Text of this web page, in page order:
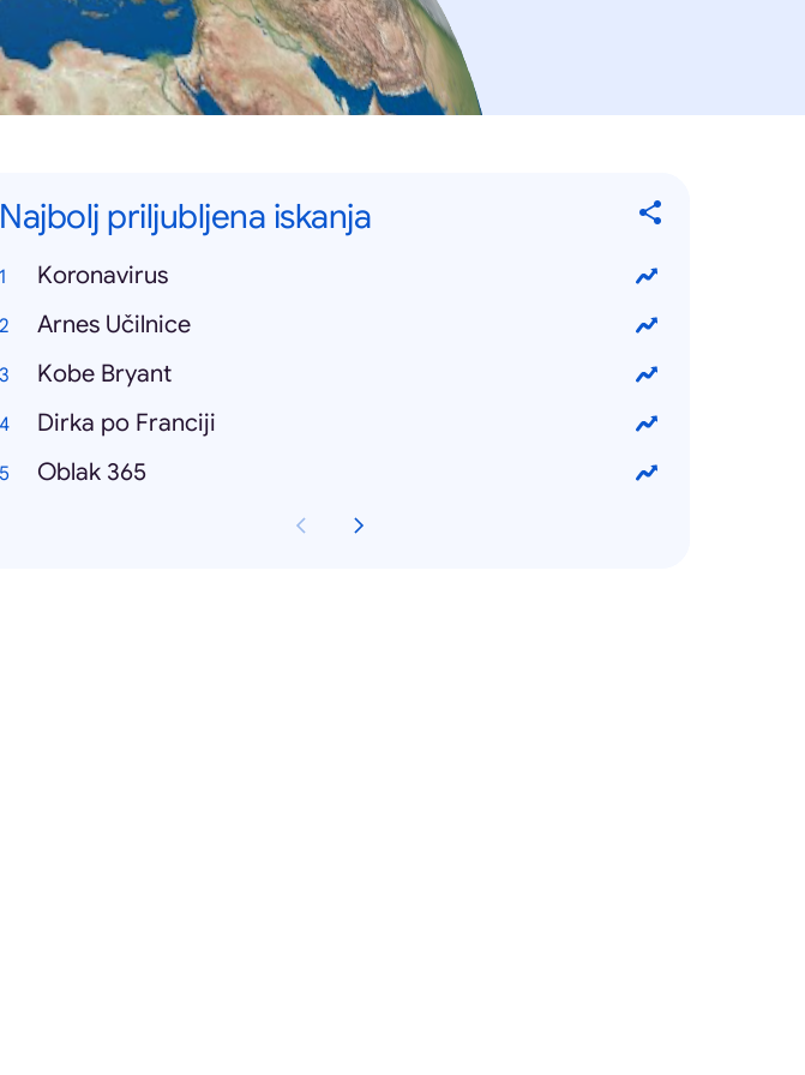
Najbolj priljubljena iskanja
Koronavirus
Arnes Učilnice
Kobe Bryant
Dirka po Franciji
Oblak 365